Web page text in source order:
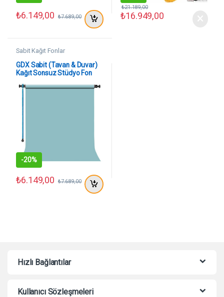
₺6.149,00 ₺7.689,00 ₺16.949,00
₺21.189,00
Sabit Kağıt Fonlar
GDX Sabit (Tavan & Duvar)
Kağıt Sonsuz Stüdyo Fon
Metre
-20%
₺6.149,00 ₺7.689,00
Hızlı Bağlantılar
Kullanıcı Sözleşmeleri